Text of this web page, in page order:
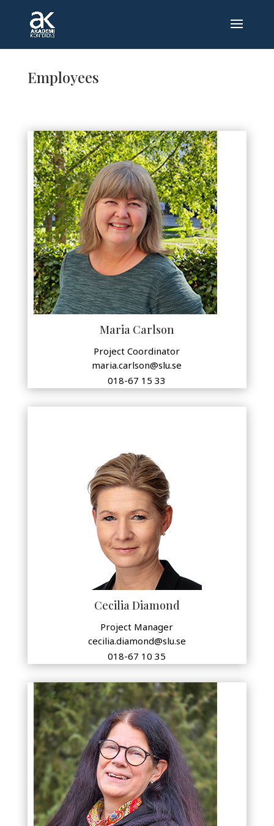
Employees
Maria Carlson
Project Coordinator
maria.carlson@slu.se
018-67 15 33
Cecilia Diamond
Project Manager
cecilia.diamond@slu.se
018-67 10 35